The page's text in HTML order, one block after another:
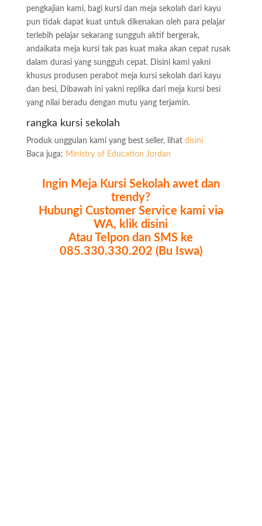
pengkajian kami, bagi kursi dan meja sekolah dari kayu
pun tidak dapat kuat untuk dikenakan oleh para pelajar
terlebih pelajar sekarang sungguh aktif bergerak,
andaikata meja kursi tak pas kuat maka akan cepat rusak
dalam durasi yang sungguh cepat. Disini kami yakni
khusus produsen perabot meja kursi sekolah dari kayu
dan besi, Dibawah ini yakni replika dari meja kursi besi
yang nilai beradu dengan mutu yang terjamin.
rangka kursi sekolah
Produk unggulan kami yang best seller, lihat disini
Baca juga: Ministry of Education Jordan
Ingin Meja Kursi Sekolah awet dan
trendy?
Hubungi Customer Service kami via
WA, klik disini
Atau Telpon dan SMS ke
085.330.330.202 (Bu Iswa)